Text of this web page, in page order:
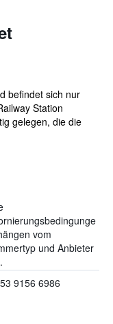
befindet sich nur
Station
gelegen, die die
vom
und Anbieter
9156 6986